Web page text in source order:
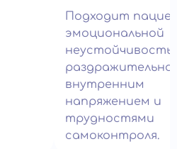
Подходит
эмоциональной
внутренним
напряжением и
трудностями
самоконтроля.